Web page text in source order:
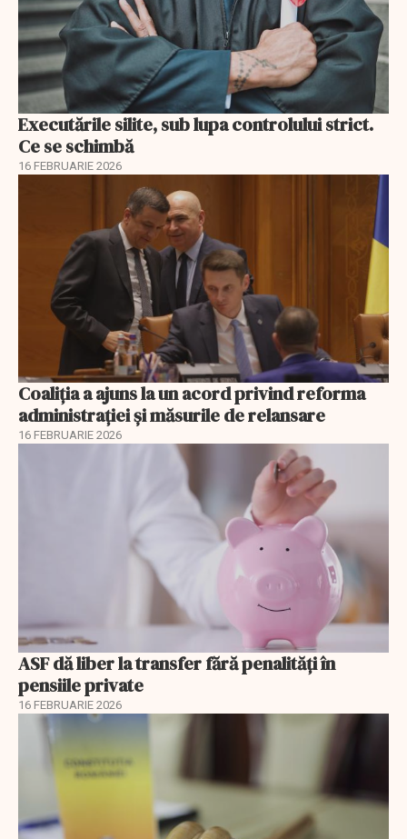
Executările silite, sub lupa controlului strict.
Ce se schimbă
16 FEBRUARIE 2026
Coaliția a ajuns la un acord privind reforma
administrației și măsurile de relansare
16 FEBRUARIE 2026
ASF dă liber la transfer fără penalități în
pensiile private
16 FEBRUARIE 2026